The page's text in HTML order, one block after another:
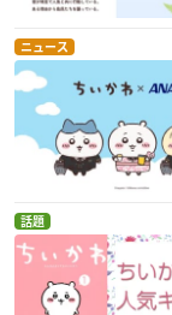
ニュース
話題